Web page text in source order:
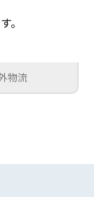
。
物流